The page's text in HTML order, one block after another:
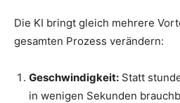
Die KI bringt gleich mehrere
gesamten Prozess verändern:
Geschwindigkeit: Statt
in wenigen Sekunden